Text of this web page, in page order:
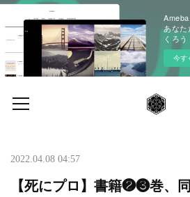
あなた
くろう
今す
2022.04.08 04:57
【死にプロ】書籍❷❸巻、同